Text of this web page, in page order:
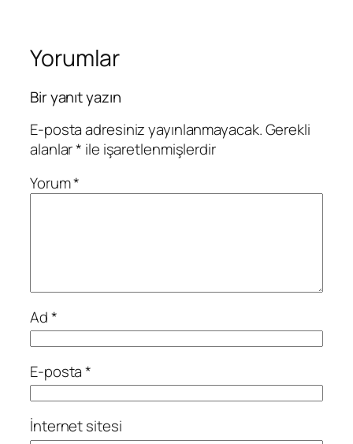
Yorumlar
Bir yanıt yazın
E-posta adresiniz yayınlanmayacak.Gerekli
alanlar* ile işaretlenmişlerdir
Yorum*
Ad*
E-posta*
İnternet sitesi